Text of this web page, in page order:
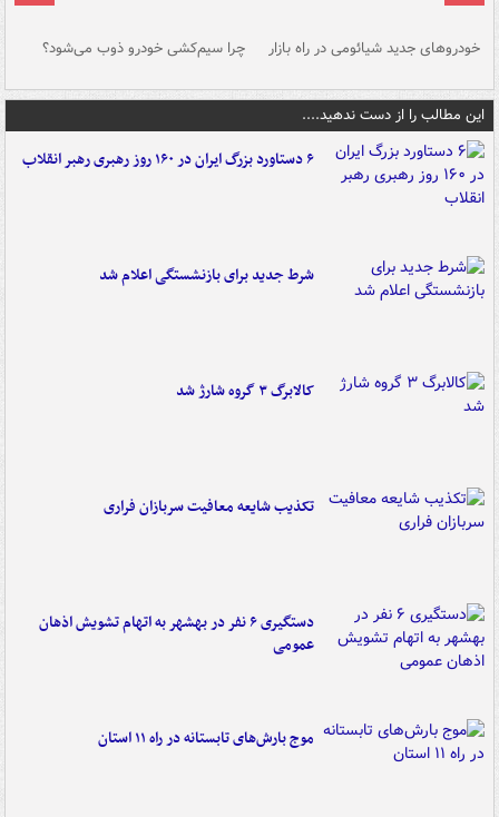
خودروهای جدید شیائومی در راه بازار چرا سیم‌کشی خودرو ذوب می‌شود؟
این مطالب را از دست ندهید....
۶ دستاورد بزرگ ایران در ۱۶۰ روز رهبری رهبر انقلاب
شرط جدید برای بازنشستگی اعلام شد
کالابرگ ۳ گروه شارژ شد
تکذیب شایعه معافیت سربازان فراری
دستگیری ۶ نفر در بهشهر به اتهام تشویش اذهان
عمومی
موج بارش‌های تابستانه در راه ۱۱ استان